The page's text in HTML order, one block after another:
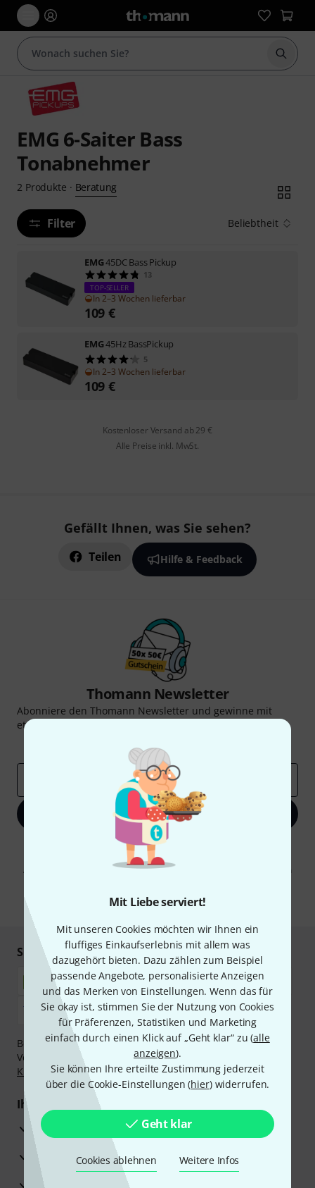
Mit Liebe serviert!
Mit unseren Cookies möchten wir Ihnen ein
fluffiges Einkaufserlebnis mit allem was
dazugehört bieten. Dazu zählen zum Beispiel
passende Angebote, personalisierte Anzeigen
und das Merken von Einstellungen. Wenn das für
Sie okay ist, stimmen Sie der Nutzung von Cookies
für Präferenzen, Statistiken und Marketing
einfach durch einen Klick auf „Geht klar“ zu (alle
anzeigen).
Sie können Ihre erteilte Zustimmung jederzeit
über die Cookie-Einstellungen (hier) widerrufen.
Geht klar
Cookies ablehnen Weitere Infos
Suche
EMG 6-Saiter Bass
Tonabnehmer
2 Produkte · Beratung
Filter Beliebtheit
EMG45DC Bass Pickup
13
TOP-SELLER
In 2–3 Wochen lieferbar
109 €
EMG45Hz BassPickup
5
In 2–3 Wochen lieferbar
109 €
Kostenloser Versand ab 29 €
Alle Preise inkl. MwSt.
Gefällt Ihnen, was Sie sehen?
Teilen Hilfe & Feedback
Thomann Newsletter
Abonniere den Thomann Newsletter und gewinne mit
etwas Glück einen von
Inspirierende Beiträge
Jetzt anmelden
Mit Klick auf „Jetzt anmelden“ stimmen Sie dem Erhalt von E-Mail-
Werbung und einer Messung des E-Mail-Nutzungsverhaltens zu. Die
Abmeldung ist jederzeit möglich. Weitere Informationen finden Sie in
* Pflichtfeld
Sicher einkaufen & bezahlen
Bezahlen Sie vertraulich und sicher per Nachnahme,
Vorkasse, PayPal, Amazon Pay,Klarna Sofort bezahlen
Klarna Ratenzahlungoder Kreditkarte.
Ihre Vorteile
3 Jahre Thomann Garantie
30 Tage Money-Back-Garantie